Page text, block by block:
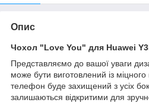
Опис
Чохол "Love You" для Huawei
Представляємо до вашої уваги
може бути виготовлений із
телефон буде захищений з усіх
залишаються відкритими для